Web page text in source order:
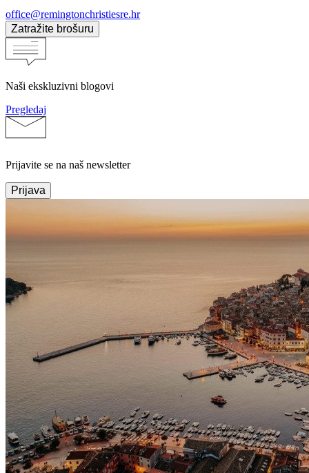
office@remingtonchristiesre.hr
Zatražite brošuru
Naši ekskluzivni blogovi
Pregledaj
Prijavite se na naš newsletter
Prijava